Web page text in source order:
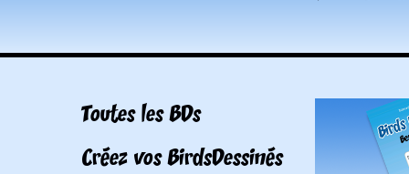
Toutes les BDs
Créez vos BirdsDessinés